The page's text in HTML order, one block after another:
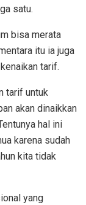
satu.
bisa merata
itu ia juga
tarif.
tarif untuk
akan dinaikkan
hal ini
karena sudah
kita tidak
yang